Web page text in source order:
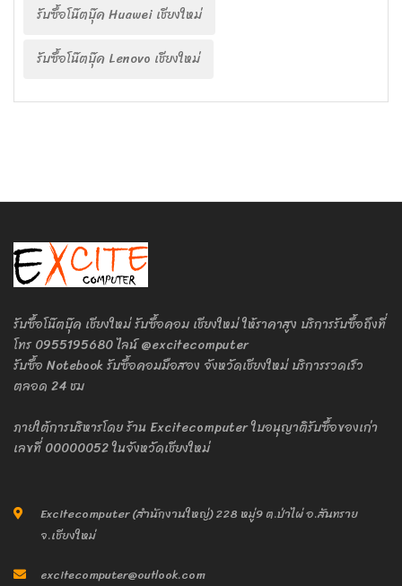
รับซื้อโน๊ตบุ๊ค Huawei เชียงใหม่
รับซื้อโน๊ตบุ๊ค Lenovo เชียงใหม่
รับซื้อโน๊ตบุ๊ค เชียงใหม่ รับซื้อคอม เชียงใหม่ ให้ราคาสูง บริการรับซื้อถึงที่
โทร 0955195680 ไลน์ @excitecomputer
รับซื้อ Notebook รับซื้อคอมมือสอง จังหวัดเชียงใหม่ บริการรวดเร็ว
ตลอด 24 ชม
ภายใต้การบริหารโดย ร้าน Excitecomputer ใบอนุญาติรับซื้อของเก่า
เลขที่ 00000052 ในจังหวัดเชียงใหม่
Excitecomputer (สำนักงานใหญ่) 228 หมู่9 ต.ป่าไผ่ อ.สันทราย
จ.เชียงใหม่
excitecomputer@outlook.com